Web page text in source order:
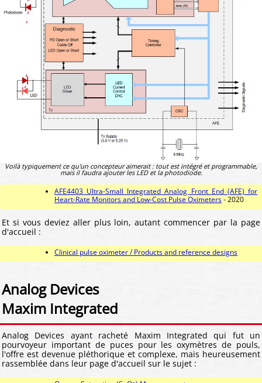
Voilà typiquement ce qu'un concepteur aimerait : tout est intégré et programmable,
mais il faudra ajouter les LED et la photodiode.
AFE4403 Ultra-Small Integrated Analog Front End (AFE) for
Heart-Rate Monitors and Low-Cost Pulse Oximeters- 2020
Et si vous deviez aller plus loin, autant commencer par la page
d'accueil :
Clinical pulse oximeter / Products and reference designs
Analog Devices
Maxim Integrated
Analog Devices ayant racheté Maxim Integrated qui fut un
pourvoyeur important de puces pour les oxymètres de pouls,
l'offre est devenue pléthorique et complexe, mais heureusement
rassemblée dans leur page d'accueil sur le sujet :